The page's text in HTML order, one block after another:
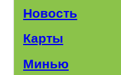
Новость
Карты
Минью